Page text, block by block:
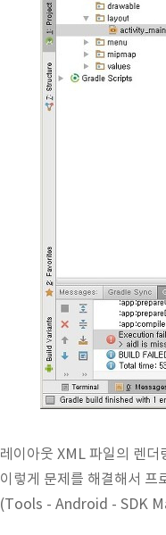
레이아웃 XML 파일의 렌더
이렇게 문제를 해결해서
(Tools - Android - SDK